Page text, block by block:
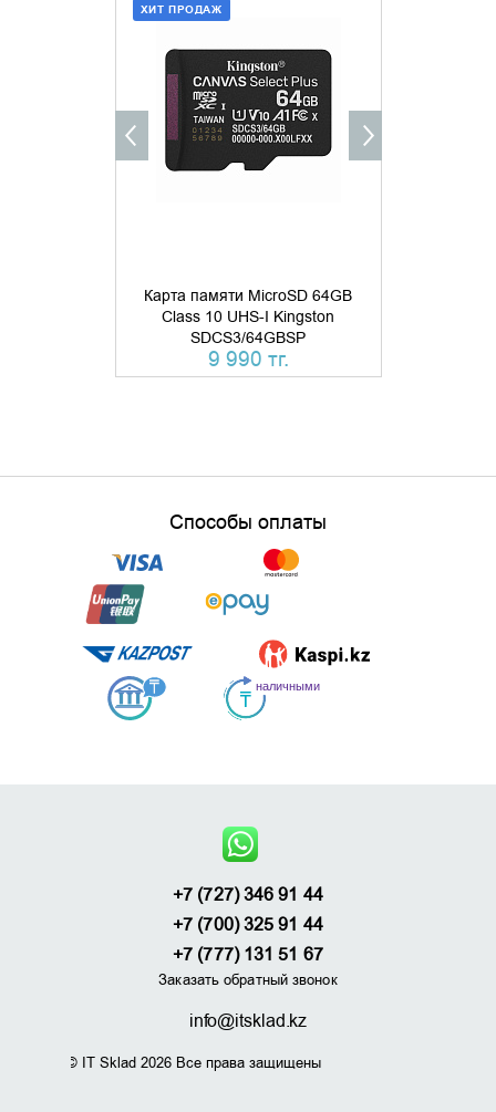
Карта памяти MicroSD 64GB
Class 10 UHS-I Kingston
SDCS3/64GBSP
9 990 тг.
ХИТ ПРОДАЖ
КУПИТЬ В 1 КЛИК
Способы оплаты
+7 (727) 346 91 44
+7 (700) 325 91 44
+7 (777) 131 51 67
Заказать обратный звонок
info@itsklad.kz
© IT Sklad 2026 Все права защищены